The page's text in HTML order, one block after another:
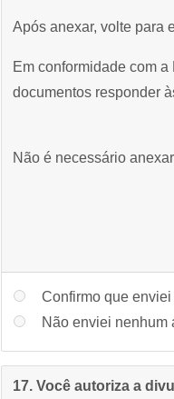
Após anexar, volte para
Em conformidade com
documentos responder
Não é necessário
Confirmo que
Não enviei nenhum
17. Você autoriza a